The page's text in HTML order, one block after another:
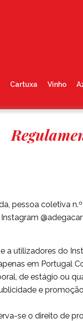
Cartuxa Vinho
pessoa coletiva
a utilizadores do
em Portugal
de estágio ou
e
se o direito de